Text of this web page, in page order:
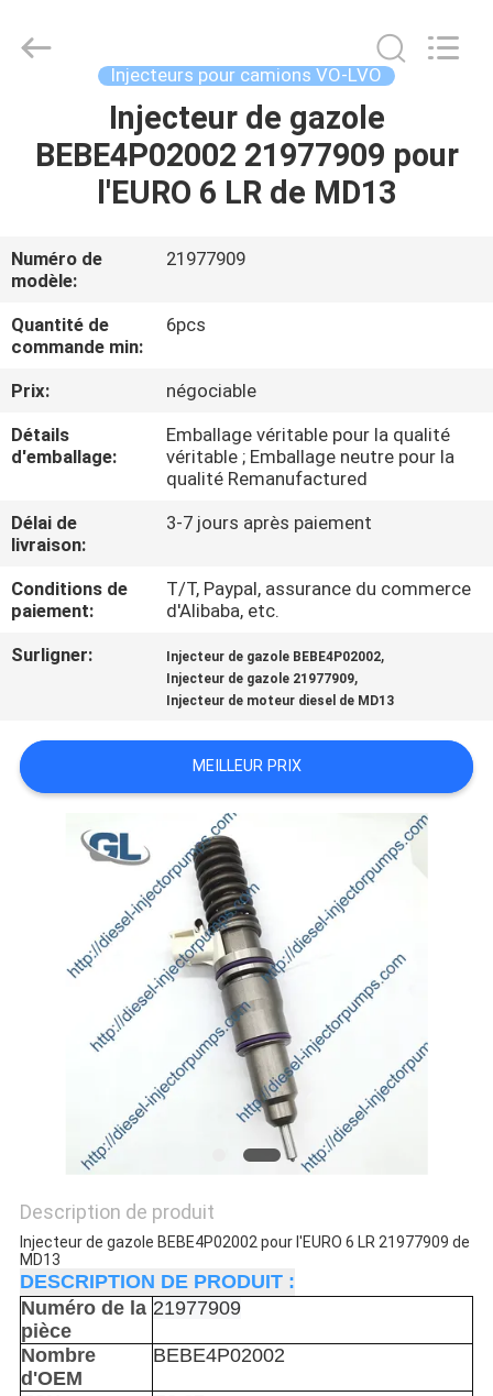
MAISON
PRODUITS
VIDÉOS
À
PROPOS
NOUS
VISITE
DE
L'USINE
CONTRÔLE
DE
LA
QUALITÉ
DEMANDEZ
DEVIS
POLITIQUE
DE
CONFIDENTIALITÉ
Parts
Injecteurs pour camions VO-LVO
Injecteur de gazole
BEBE4P02002 21977909 pour
l'EURO 6 LR de MD13
Numéro de
modèle:
21977909
Quantité de
commande min:
6pcs
Prix:
négociable
Détails
d'emballage:
Emballage véritable pour la qualité
véritable ; Emballage neutre pour la
qualité Remanufactured
Délai de
livraison:
3-7 jours après paiement
Conditions de
paiement:
T/T, Paypal, assurance du commerce
d'Alibaba, etc.
Surligner:
Injecteur de gazole BEBE4P02002,
Injecteur de gazole 21977909,
Injecteur de moteur diesel de MD13
MEILLEUR PRIX
Description de produit
Injecteur de gazole BEBE4P02002 pour l'EURO 6 LR 21977909 de
MD13
DESCRIPTION DE PRODUIT :
Numéro de la
pièce
21977909
Nombre
d'OEM
BEBE4P02002